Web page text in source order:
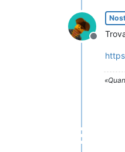
Non in